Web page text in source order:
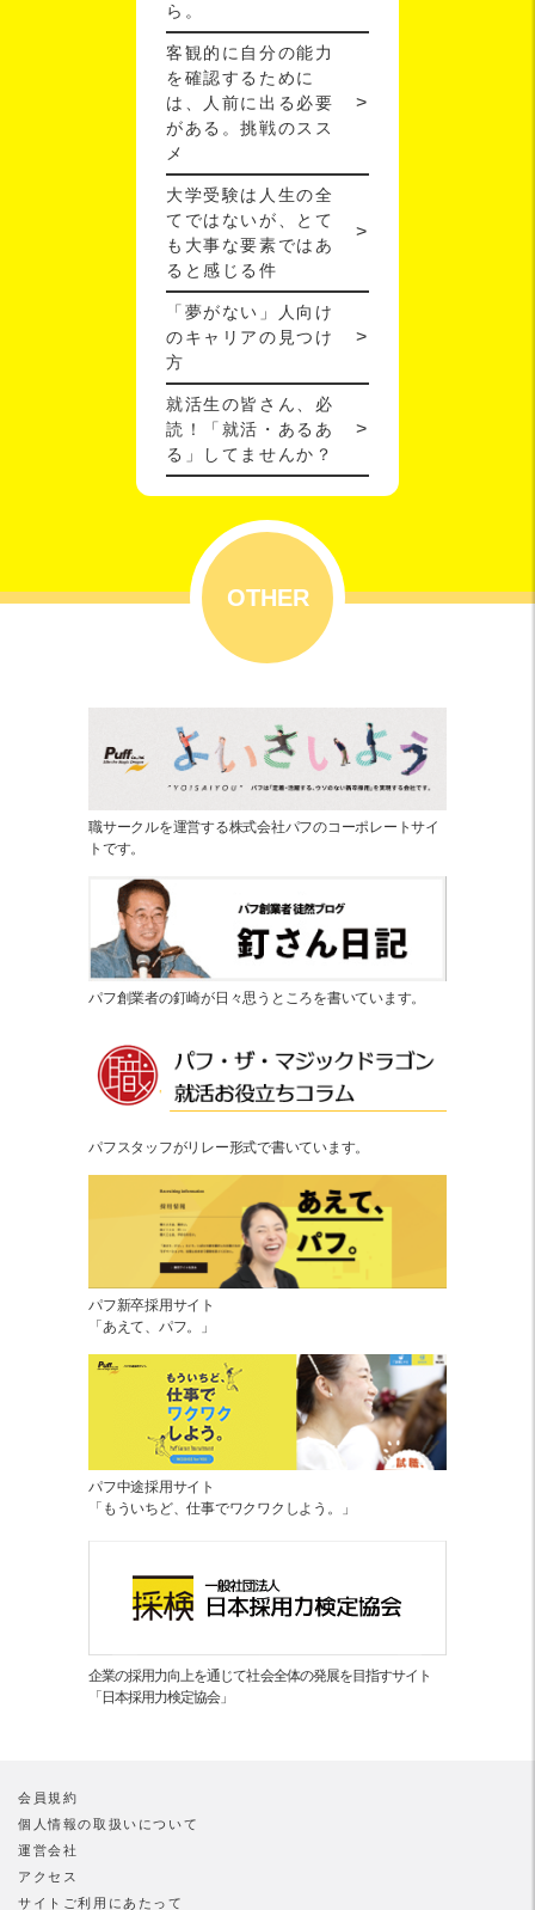
ら。
客観的に自分の能力
を確認するために
は、人前に出る必要
がある。挑戦のスス
メ
大学受験は人生の全
てではないが、とて
も大事な要素ではあ
ると感じる件
「夢がない」人向け
のキャリアの見つけ
方
就活生の皆さん、必
読！「就活・あるあ
る」してませんか？
OTHER
職サークルを運営する株式会社パフのコーポレートサイ
トです。
パフ創業者の釘崎が日々思うところを書いています。
パフスタッフがリレー形式で書いています。
パフ新卒採用サイト
「あえて、パフ。」
パフ中途採用サイト
「もういちど、仕事でワクワクしよう。」
企業の採用力向上を通じて社会全体の発展を目指すサイト
「日本採用力検定協会」
会員規約
個人情報の取扱いについて
運営会社
アクセス
サイトご利用にあたって